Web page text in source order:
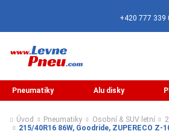
+420 777 339
Pneumatiky Alu disky
Úvod Pneumatiky Osobní & SUV letní
215/40R16 86W, Goodride, ZUPERECO Z-